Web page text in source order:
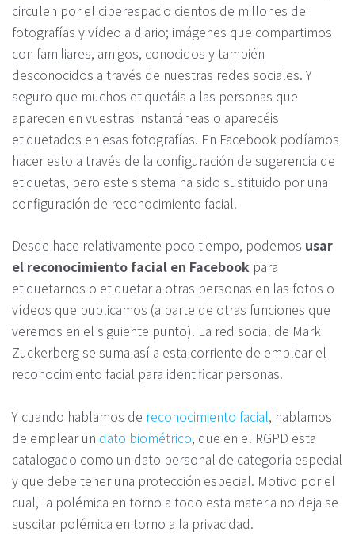
circulen por el ciberespacio cientos de millones de
fotografías y vídeo a diario; imágenes que compartimos
con familiares, amigos, conocidos y también
desconocidos a través de nuestras redes sociales. Y
seguro que muchos etiquetáis a las personas que
aparecen en vuestras instantáneas o aparecéis
etiquetados en esas fotografías. En Facebook podíamos
hacer esto a través de la configuración de sugerencia de
etiquetas, pero este sistema ha sido sustituido por una
configuración de reconocimiento facial.
Desde hace relativamente poco tiempo, podemos usar
el reconocimiento facial en Facebook para
etiquetarnos o etiquetar a otras personas en las fotos o
vídeos que publicamos (a parte de otras funciones que
veremos en el siguiente punto). La red social de Mark
Zuckerberg se suma así a esta corriente de emplear el
reconocimiento facial para identificar personas.
Y cuando hablamos de reconocimiento facial, hablamos
de emplear un dato biométrico, que en el RGPD esta
catalogado como un dato personal de categoría especial
y que debe tener una protección especial. Motivo por el
cual, la polémica en torno a todo esta materia no deja se
suscitar polémica en torno a la privacidad.